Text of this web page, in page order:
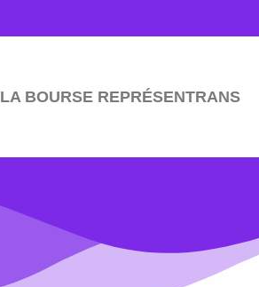
LA BOURSE REPRÉSENTRANS